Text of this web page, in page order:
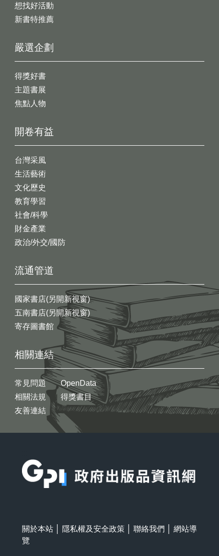
想找好活動
新書特推薦
開卷有益
台灣采風
生活藝術
文化歷史
教育學習
社會/科學
財金產業
政治/外交/國防
嚴選企劃
得獎好書
主題書展
焦點人物
流通管道
國家書店(另開新視窗)
五南書店(另開新視窗)
寄存圖書館
相關連結
常見問題
相關法規
友善連結
OpenData
得獎書目
關於本站 隱私權及安全政策 聯絡我們
網站導
覽